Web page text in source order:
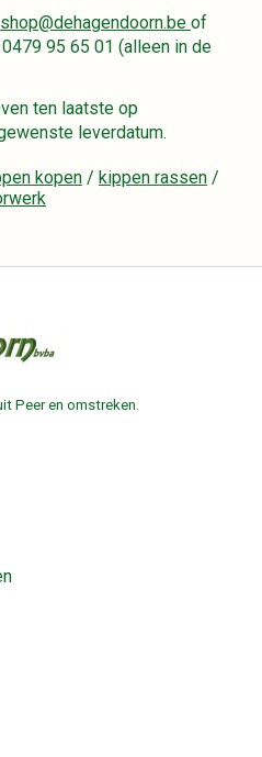
shop@dehagendoorn.be of
95 65 01 (alleen in de
ten laatste op
leverdatum.
kopen / kippen rassen /
Peer en omstreken.